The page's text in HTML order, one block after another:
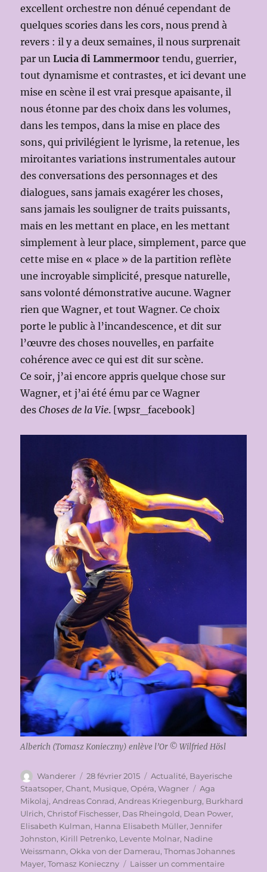
excellent orchestre non dénué cependant de
quelques scories dans les cors, nous prend à
revers : il y a deux semaines, il nous surprenait
par unLucia di Lammermoor tendu, guerrier,
tout dynamisme et contrastes, et ici devant une
mise en scène il est vrai presque apaisante, il
nous étonne par des choix dans les volumes,
dans les tempos, dans la mise en place des
sons, qui privilégient le lyrisme, la retenue, les
miroitantes variations instrumentales autour
des conversations des personnages et des
dialogues, sans jamais exagérer les choses,
sans jamais les souligner de traits puissants,
mais en les mettant en place, en les mettant
simplement à leur place, simplement, parce que
cette mise en « place » de la partition reflète
une incroyable simplicité, presque naturelle,
sans volonté démonstrative aucune. Wagner
rien que Wagner, et tout Wagner. Ce choix
porte le public à l’incandescence, et dit sur
l’œuvre des choses nouvelles, en parfaite
cohérence avec ce qui est dit sur scène.
Ce soir, j’ai encore appris quelque chose sur
Wagner, et j’ai été ému par ce Wagner
desChoses de la Vie. [wpsr_facebook]
Alberich (Tomasz Konieczny) enlève l’Or © Wilfried Hösl
Auteur
Wanderer
Publié
le
28 février 2015 Catégories
Actualité, Bayerische
Staatsoper,Chant, Musique,Opéra,Wagner Étiquettes
Aga
Mikolaj,Andreas Conrad,Andreas Kriegenburg, Burkhard
Ulrich,Christof Fischesser, Das Rheingold, Dean Power,
Elisabeth Kulman, Hanna Elisabeth Müller,Jennifer
Johnston, Kirill Petrenko, Levente Molnar, Nadine
Weissmann,Okka von der Damerau,Thomas Johannes
Mayer,Tomasz Konieczny Laisser un commentairesur